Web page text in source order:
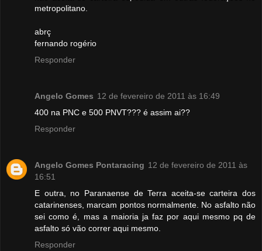
metropolitano.
abrç
fernando rogério
Responder
Angelo Gomes 12 de fevereiro de 2011 às 16:49
400 na PNC e 500 PNVT??? é assim ai??
Responder
Angelo Gomes Pontaracing 12 de fevereiro de 2011 às
16:51
E outra, no Paranaense de Terra aceita-se carteira dos
catarinenses, marcam pontos normalmente. No asfalto não
sei como é, mas a maioria ja faz por aqui mesmo pq de
asfalto só vão correr aqui mesmo.
Responder